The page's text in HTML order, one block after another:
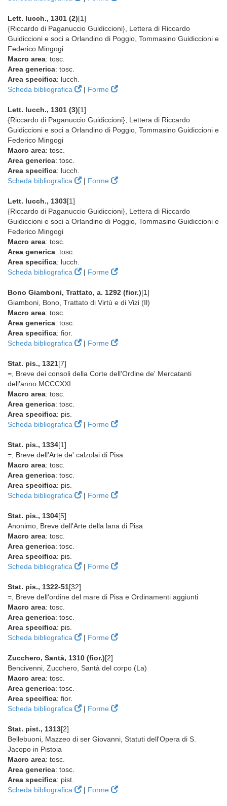
Lett. lucch., 1301 (2)[1]
{Riccardo di Paganuccio Guidiccioni}, Lettera di Riccardo
Guidiccioni e soci a Orlandino di Poggio, Tommasino Guidiccioni e
Federico Mingogi
Macro area: tosc.
Area generica: tosc.
Area specifica: lucch.
Scheda bibliografica
| Forme
Lett. lucch., 1301 (3)[1]
{Riccardo di Paganuccio Guidiccioni}, Lettera di Riccardo
Guidiccioni e soci a Orlandino di Poggio, Tommasino Guidiccioni e
Federico Mingogi
Macro area: tosc.
Area generica: tosc.
Area specifica: lucch.
Scheda bibliografica
| Forme
Lett. lucch., 1303[1]
{Riccardo di Paganuccio Guidiccioni}, Lettera di Riccardo
Guidiccioni e soci a Orlandino di Poggio, Tommasino Guidiccioni e
Federico Mingogi
Macro area: tosc.
Area generica: tosc.
Area specifica: lucch.
Scheda bibliografica
| Forme
Bono Giamboni, Trattato, a. 1292 (fior.)[1]
Giamboni, Bono, Trattato di Virtù e di Vizi (Il)
Macro area: tosc.
Area generica: tosc.
Area specifica: fior.
Scheda bibliografica
| Forme
Stat. pis., 1321[7]
=, Breve dei consoli della Corte dell'Ordine de' Mercatanti
dell'anno MCCCXXI
Macro area: tosc.
Area generica: tosc.
Area specifica: pis.
Scheda bibliografica
| Forme
Stat. pis., 1334[1]
=, Breve dell'Arte de' calzolai di Pisa
Macro area: tosc.
Area generica: tosc.
Area specifica: pis.
Scheda bibliografica
| Forme
Stat. pis., 1304[5]
Anonimo, Breve dell'Arte della lana di Pisa
Macro area: tosc.
Area generica: tosc.
Area specifica: pis.
Scheda bibliografica
| Forme
Stat. pis., 1322-51[32]
=, Breve dell'ordine del mare di Pisa e Ordinamenti aggiunti
Macro area: tosc.
Area generica: tosc.
Area specifica: pis.
Scheda bibliografica
| Forme
Zucchero, Santà, 1310 (fior.)[2]
Bencivenni, Zucchero, Santà del corpo (La)
Macro area: tosc.
Area generica: tosc.
Area specifica: fior.
Scheda bibliografica
| Forme
Stat. pist., 1313[2]
Bellebuoni, Mazzeo di ser Giovanni, Statuti dell'Opera di S.
Jacopo in Pistoia
Macro area: tosc.
Area generica: tosc.
Area specifica: pist.
Scheda bibliografica
| Forme